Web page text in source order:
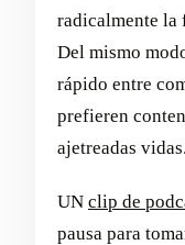
radicalmente la
Del mismo
rápido entre
prefieren
ajetreadas vidas.
UN clip de
pausa para